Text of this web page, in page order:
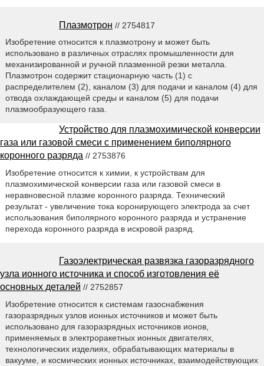
Плазмотрон // 2754817
Изобретение относится к плазмотрону и может быть
использовано в различных отраслях промышленности для
механизированной и ручной плазменной резки металла.
Плазмотрон содержит стационарную часть (1) с
распределителем (2), каналом (3) для подачи и каналом (4) для
отвода охлаждающей среды и каналом (5) для подачи
плазмообразующего газа.
Устройство для плазмохимической конверсии
газа или газовой смеси с применением биполярного
коронного разряда // 2753876
Изобретение относится к химии, к устройствам для
плазмохимической конверсии газа или газовой смеси в
неравновесной плазме коронного разряда. Технический
результат - увеличение тока коронирующего электрода за счет
использования биполярного коронного разряда и устранение
перехода коронного разряда в искровой разряд.
Газоэлектрическая развязка газоразрядного
узла ионного источника и способ изготовления её
основных деталей // 2752857
Изобретение относится к системам газоснабжения
газоразрядных узлов ионных источников и может быть
использовано для газоразрядных источников ионов,
применяемых в электроракетных ионных двигателях,
технологических изделиях, обрабатывающих материалы в
вакууме, и космических ионных источниках, взаимодействующих